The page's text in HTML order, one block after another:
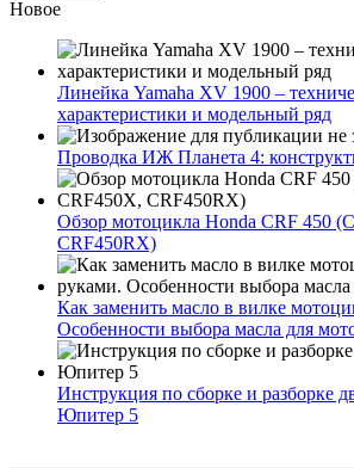
Новое
Линейка Yamaha XV 1900 –
характеристики и модельный ряд
Проводка ИЖ Планета 4:
Обзор мотоцикла Honda CRF 450
CRF450RX)
Как заменить масло в вилке
Особенности выбора масла для
Инструкция по сборке и разборке
Юпитер 5